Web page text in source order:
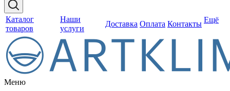
Каталог
товаров
Наши
услуги
Доставка Оплата Контакты Ещё
Меню